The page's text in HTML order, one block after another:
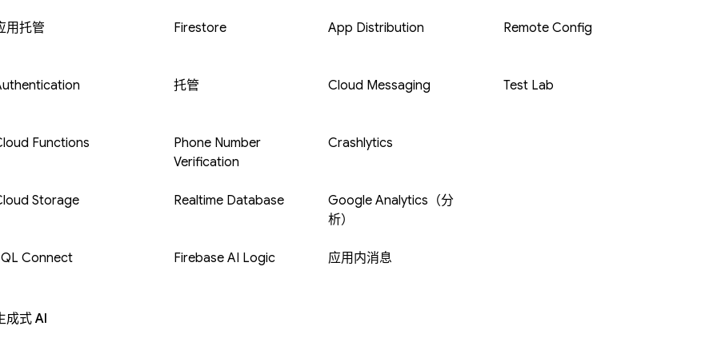
用托管
Functions
Storage
Connect
Firestore
托管
Phone Number
Verification
Realtime Database
Firebase AI Logic
成式 AI
App Distribution
Cloud Messaging
Crashlytics
Google Analytics（分
析）
应用内消息
Remote Config
Test Lab